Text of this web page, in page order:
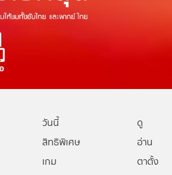
วันนี้
ดู
สิทธิพิเศษ
อ่าน
เกม
ตาตั้ง